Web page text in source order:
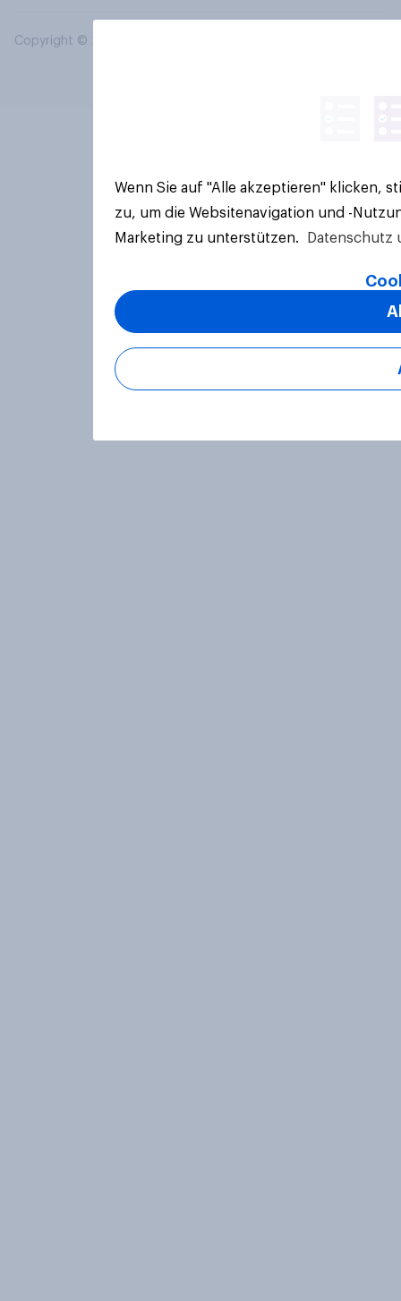
Copyright © 2026 YouGov PLC. Alle Rechte vorbehalten.
Wenn Sie auf "Alle akzeptieren" klicken,
zu, um die Websitenavigation und -
Marketing zu unterstützen.
Datenschutz